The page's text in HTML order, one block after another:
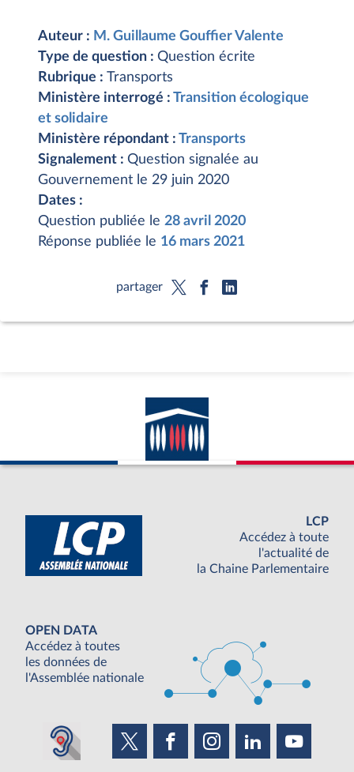
Auteur : M. Guillaume Gouffier Valente
Type de question : Question écrite
Rubrique : Transports
Ministère interrogé : Transition écologique
et solidaire
Ministère répondant : Transports
Signalement : Question signalée au
Gouvernement le 29 juin 2020
Dates :
Question publiée le 28 avril 2020
Réponse publiée le 16 mars 2021
partager
LCP
Accédez à toute
l'actualité de
la Chaine Parlementaire
OPEN DATA
Accédez à toutes
les données de
l'Assemblée nationale